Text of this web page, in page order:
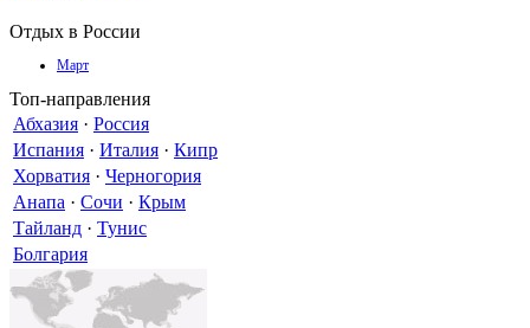
Отдых в России
Март
Топ-направления
Абхазия · Россия
Испания · Италия · Кипр
Хорватия · Черногория
Анапа · Сочи · Крым
Тайланд · Тунис
Болгария